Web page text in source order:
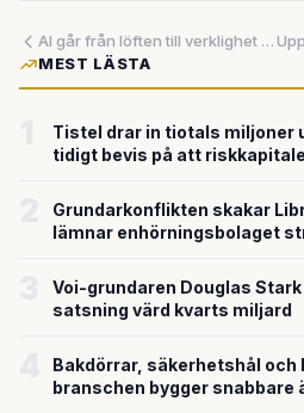
AI går från löften till verklighet – nu ger tekniken konkreta resultat inom sjukvården
MEST LÄSTA
Tistel drar in tiotals miljoner
tidigt bevis på att
Grundarkonflikten skakar
lämnar enhörningsbolaget
Voi-grundaren Douglas
satsning värd kvarts miljard
Bakdörrar, säkerhetshål
branschen bygger snabbare